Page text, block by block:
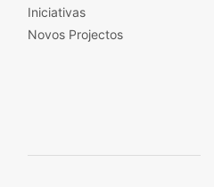
Iniciativas
Novos Projectos